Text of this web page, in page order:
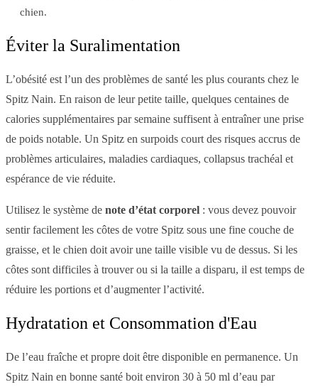
chien.
Éviter la Suralimentation
L’obésité est l’un des problèmes de santé les plus courants chez le
Spitz Nain. En raison de leur petite taille, quelques centaines de
calories supplémentaires par semaine suffisent à entraîner une prise
de poids notable. Un Spitz en surpoids court des risques accrus de
problèmes articulaires, maladies cardiaques, collapsus trachéal et
espérance de vie réduite.
Utilisez le système de note d’état corporel : vous devez pouvoir
sentir facilement les côtes de votre Spitz sous une fine couche de
graisse, et le chien doit avoir une taille visible vu de dessus. Si les
côtes sont difficiles à trouver ou si la taille a disparu, il est temps de
réduire les portions et d’augmenter l’activité.
Hydratation et Consommation d'Eau
De l’eau fraîche et propre doit être disponible en permanence. Un
Spitz Nain en bonne santé boit environ 30 à 50 ml d’eau par